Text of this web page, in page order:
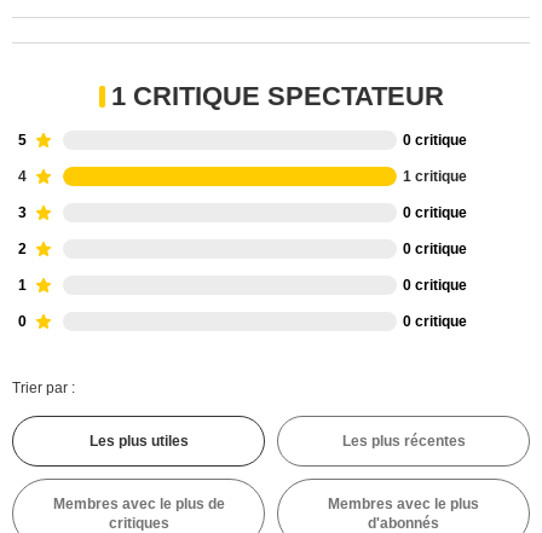
1 CRITIQUE SPECTATEUR
5 0 critique
4 1 critique
3 0 critique
2 0 critique
1 0 critique
0 0 critique
Trier par :
Les plus utiles Les plus récentes
Membres avec le plus de
critiques
Membres avec le plus
d'abonnés